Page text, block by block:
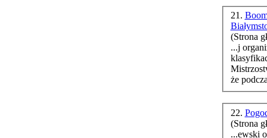
21.
(Strona
...j
że
22.
(Strona
...ewski oraz